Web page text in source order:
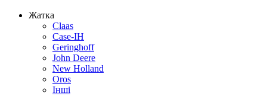
Жатка
Claas
Case-IH
Geringhoff
John Deere
New Holland
Oros
Інші